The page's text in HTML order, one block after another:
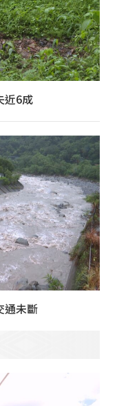
近6成
通未斷